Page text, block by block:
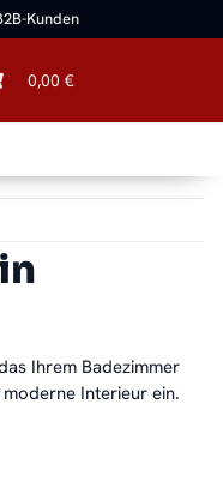
Kunden
0,00 €
Ihrem Badezimmer
Interieur ein.